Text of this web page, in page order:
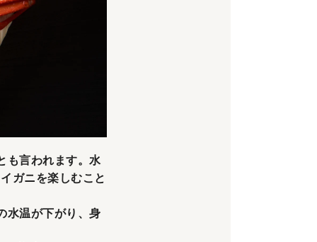
も言われます。水
ガニを楽しむこと
水温が下がり、身